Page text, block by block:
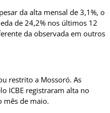
da alta mensal de 3,1%, o
de 24,2% nos últimos 12
da observada em outros
restrito a Mossoró. As
ICBE registraram alta no
mês de maio.